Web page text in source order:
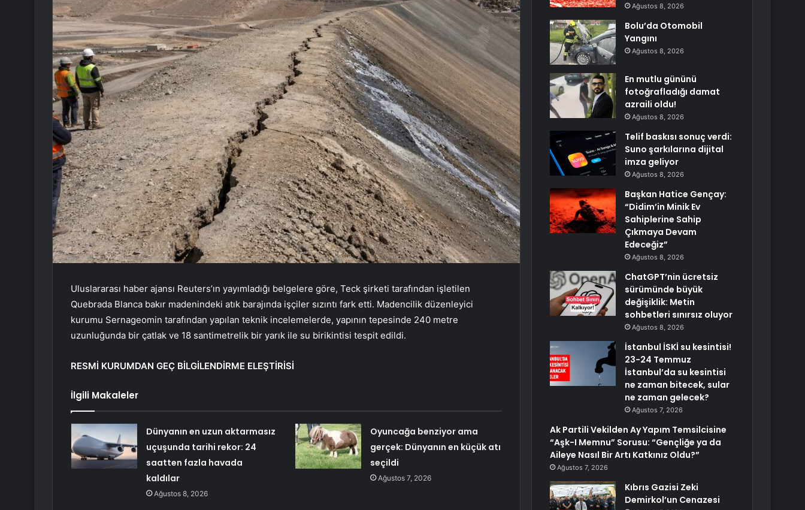
Uluslararası haber ajansı Reuters’ın yayımladığı belgelere göre, Teck şirketi tarafından işletilen
Quebrada Blanca bakır madenindeki atık barajında işçiler sızıntı fark etti. Madencilik düzenleyici
kurumu Sernageomin tarafından yapılan teknik incelemelerde, yapının tepesinde 240 metre
uzunluğunda bir çatlak ve 18 santimetrelik bir yarık ile su birikintisi tespit edildi.
RESMİ KURUMDAN GEÇ BİLGİLENDİRME ELEŞTİRİSİ
İlgili Makaleler
Dünyanın en uzun aktarmasız
uçuşunda tarihi rekor: 24
saatten fazla havada
kaldılar
Ağustos 8, 2026
Oyuncağa benziyor ama
gerçek: Dünyanın en küçük atı
seçildi
Ağustos 7, 2026
Ağustos 8, 2026
Bolu’da Otomobil
Yangını
Ağustos 8, 2026
En mutlu gününü
fotoğrafladığı damat
azraili oldu!
Ağustos 8, 2026
Telif baskısı sonuç verdi:
Suno şarkılarına dijital
imza geliyor
Ağustos 8, 2026
Başkan Hatice Gençay:
“Didim’in Minik Ev
Sahiplerine Sahip
Çıkmaya Devam
Edeceğiz”
Ağustos 8, 2026
ChatGPT’nin ücretsiz
sürümünde büyük
değişiklik: Metin
sohbetleri sınırsız oluyor
Ağustos 8, 2026
İstanbul İSKİ su kesintisi!
23-24 Temmuz
İstanbul’da su kesintisi
ne zaman bitecek, sular
ne zaman gelecek?
Ağustos 7, 2026
Ak Partili Vekilden Ay Yapım Temsilcisine
“Aşk-I Memnu” Sorusu: “Gençliğe ya da
Aileye Nasıl Bir Artı Katkınız Oldu?”
Ağustos 7, 2026
Kıbrıs Gazisi Zeki
Demirkol’un Cenazesi